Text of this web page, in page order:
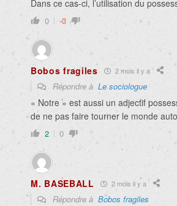
Dans ce cas-ci, l’utilisation du
0 -3
Bobos fragiles 2 mois il y a
Répondre à Le sociologue
« Notre » est aussi un adjectif
de ne pas faire tourner le monde
2 0
M. BASEBALL 2 mois il y a
Répondre à Bobos fragiles